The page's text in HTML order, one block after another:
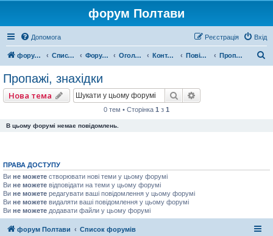
форум Полтави
Допомога Вхід
Реєстрація
форум Полтави Список форумів Форум міста Полтава Оголошення міста Полтава Контакти Повідомлення Пропажі, знахідки
Пропажі, знахідки
Нова тема Пошук
0 тем • Сторінка 1 з 1
В цьому форумі немає повідомлень.
ПРАВА ДОСТУПУ
Ви не можете створювати нові теми у цьому форумі
Ви не можете відповідати на теми у цьому форумі
Ви не можете редагувати ваші повідомлення у цьому форумі
Ви не можете видаляти ваші повідомлення у цьому форумі
Ви не можете додавати файли у цьому форумі
форум Полтави Список форумів